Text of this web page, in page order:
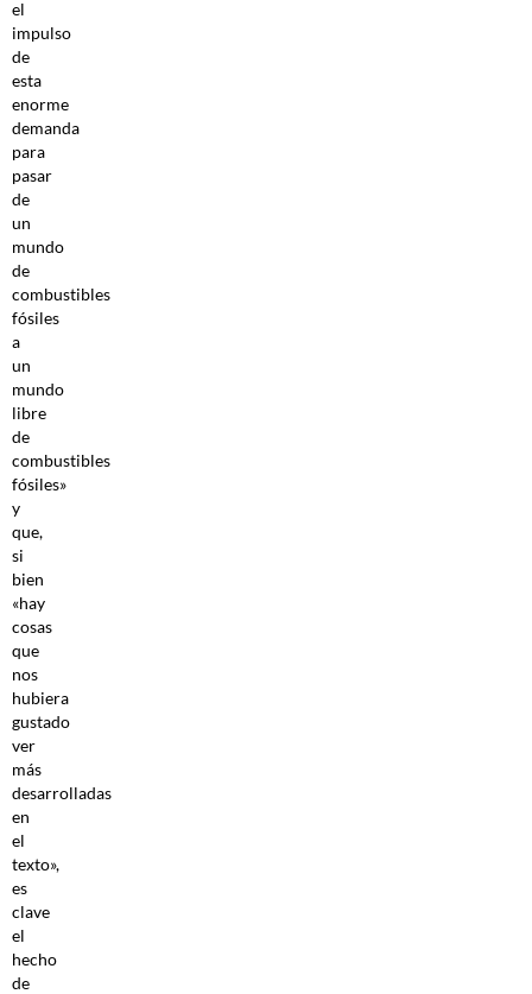
el
impulso
de
esta
enorme
demanda
para
pasar
de
un
mundo
de
combustibles
fósiles
a
un
mundo
libre
de
combustibles
fósiles»
y
que,
si
bien
«hay
cosas
que
nos
hubiera
gustado
ver
más
desarrolladas
en
el
texto»,
es
clave
el
hecho
de